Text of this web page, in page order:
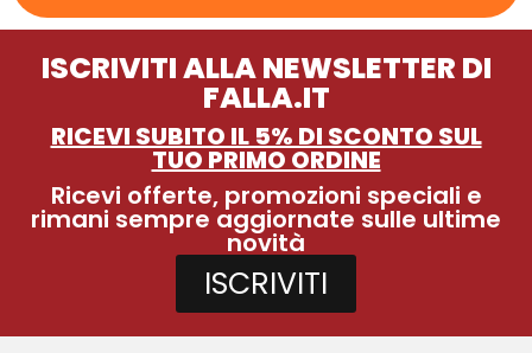
ISCRIVITI ALLA NEWSLETTER DI
FALLA.IT
RICEVI SUBITO IL 5% DI SCONTO SUL
TUO PRIMO ORDINE
Ricevi offerte, promozioni speciali e
rimani sempre aggiornate sulle ultime
novità
ISCRIVITI